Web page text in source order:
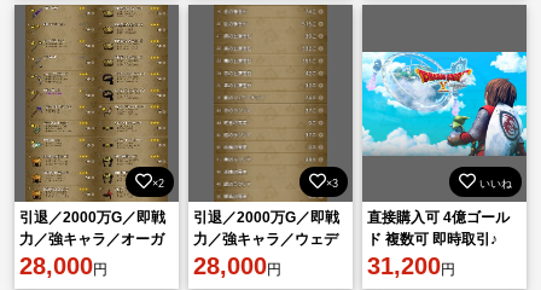
×2
引退／2000万G／即戦
力／強キャラ／オーガ
女
28,000円
×3
引退／2000万G／即戦
力／強キャラ／ウェデ
ィ女
28,000円
いいね
直接購入可 4億ゴール
ド 複数可 即時取引♪
31,200円